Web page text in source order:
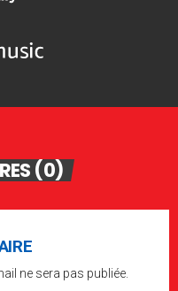
(0)
ne sera pas publiée.